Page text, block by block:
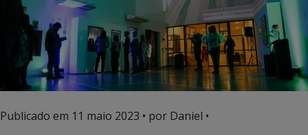
Publicado em 11 maio 2023 • por Daniel •